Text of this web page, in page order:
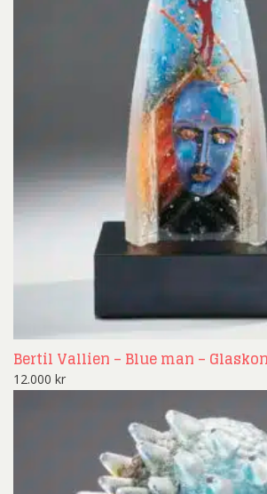
Bertil Vallien – Blue man –
12.000 kr